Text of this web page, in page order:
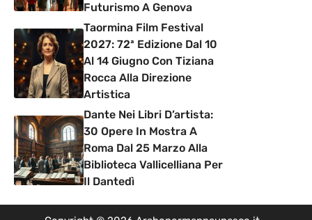
Futurismo A Genova
Taormina Film Festival
2027: 72ª Edizione Dal 10
Al 14 Giugno Con Tiziana
Rocca Alla Direzione
Artistica
Dante Nei Libri D’artista:
30 Opere In Mostra A
Roma Dal 25 Marzo Alla
Biblioteca Vallicelliana Per
Il Dantedì